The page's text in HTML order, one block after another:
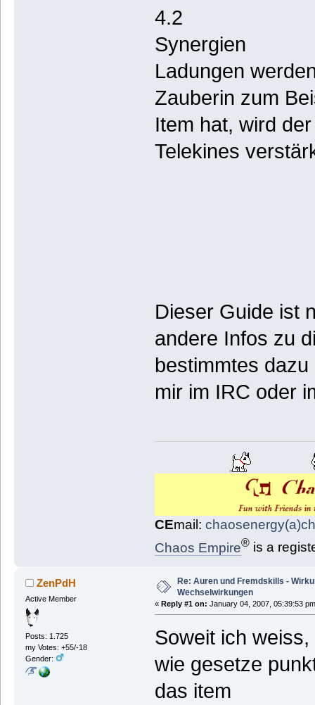
4.2
Synergien
Ladungen
Zauberin zum
Item hat, wird
Telekines
Dieser Guide ist
andere Infos zu
bestimmtes
mir im IRC oder
CEmail:
Chaos Empire®is a
ZenPdH
Active Member
Posts: 1.725
my Votes: +55/-18
Gender:
Re: Auren und Fremdskills -
Wechselwirkungen
« Reply #1 on: January 04, 2007, 05:39:53
Soweit ich
wie gesetze
das item